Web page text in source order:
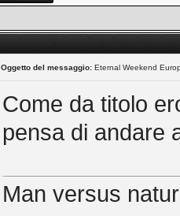
Oggetto del messaggio: Eternal Weekend
Come da titolo
pensa di andare
Man versus